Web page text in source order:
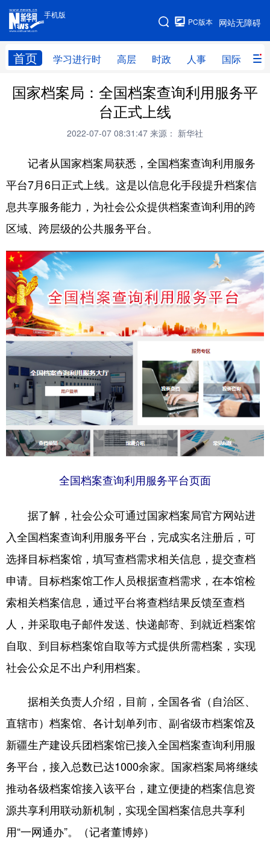
手机版
网站无障碍
PC版本
首页 学习进行时 高层 时政 人事 国际 财
手机版
网站地图
学习进行时 高层 时政 人事
财经 网评
全球连线
科技 科创 量子 体育
文化 书画 健康 军事
食品 人居 信息化 数字经济
学术中国 乡村振兴 银龄 溯源中国
城市 能源
彩票 娱乐
公益 一带一路 亚太网 上市公司
文化产业
地方频道
浙江 安徽 福建 江西
山东 河南 湖北 湖南
四川 贵州 云南 西藏
陕西 甘肃 青海 宁夏
新疆 内蒙古 黑龙江
多语种频道
English Español Français عربى
Русский язык 日本語 한국어
Deutsch Português
国家档案局：全国档案查询利用服务平
台正式上线
2022-07-07 08:31:47 来源： 新华社
记者从国家档案局获悉，全国档案查询利用服务
平台7月6日正式上线。这是以信息化手段提升档案信
息共享服务能力，为社会公众提供档案查询利用的跨
区域、跨层级的公共服务平台。
全国档案查询利用服务平台页面
据了解，社会公众可通过国家档案局官方网站进
入全国档案查询利用服务平台，完成实名注册后，可
选择目标档案馆，填写查档需求相关信息，提交查档
申请。目标档案馆工作人员根据查档需求，在本馆检
索相关档案信息，通过平台将查档结果反馈至查档
人，并采取电子邮件发送、快递邮寄、到就近档案馆
自取、到目标档案馆自取等方式提供所需档案，实现
社会公众足不出户利用档案。
据相关负责人介绍，目前，全国各省（自治区、
直辖市）档案馆、各计划单列市、副省级市档案馆及
新疆生产建设兵团档案馆已接入全国档案查询利用服
务平台，接入总数已达1000余家。国家档案局将继续
推动各级档案馆接入该平台，建立便捷的档案信息资
源共享利用联动新机制，实现全国档案信息共享利
用“一网通办”。（记者董博婷）